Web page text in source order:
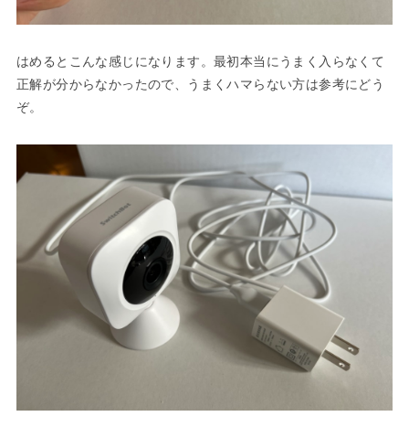
はめるとこんな感じになります。最初本当にうまく入らなくて
正解が分からなかったので、うまくハマらない方は参考にどう
ぞ。